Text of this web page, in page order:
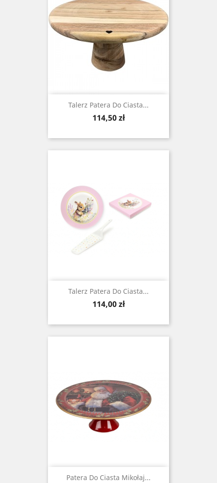
Talerz Patera Do Ciasta...
Cena
114,50 zł
Talerz Patera Do Ciasta...
Cena
114,00 zł
Patera Do Ciasta Mikołaj...